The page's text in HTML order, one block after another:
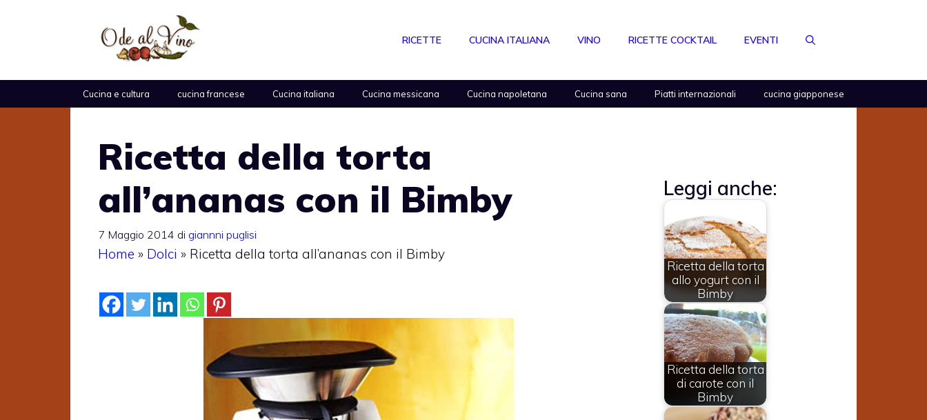
RICETTE CUCINA ITALIANA VINO RICETTE COCKTAIL EVENTI
Cucina e cultura cucina francese Cucina italiana Cucina messicana Cucina napoletana Cucina sana Piatti internazionali cucina giapponese
Ricetta della torta
all’ananas con il Bimby
7 Maggio 2014 di giannni puglisi
Home » Dolci » Ricetta della torta all’ananas con il Bimby
Leggi anche:
Ricetta della torta
allo yogurt con il
Bimby
Ricetta della torta
di carote con il
Bimby